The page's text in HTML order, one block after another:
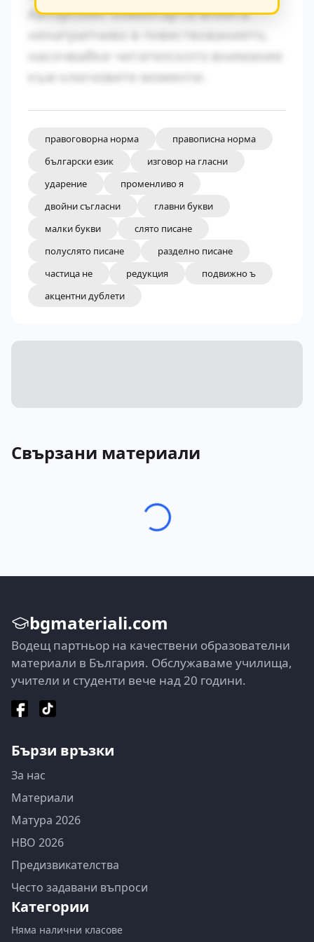
Авторският коментар се вплита
ненатрапчиво в повествованието,
насочвайки читателското внимание
към ключовите моменти.
правоговорна норма
правописна норма
български език
изговор на гласни
ударение
променливо я
двойни съгласни
главни букви
малки букви
слято писане
полуслято писане
разделно писане
частица не
редукция
подвижно ъ
акцентни дублети
Свързани материали
bgmateriali.com
Водещ партньор на качествени образователни
материали в България. Обслужаваме училища,
учители и студенти вече над 20 години.
Бързи връзки
За нас
Материали
Матура 2026
НВО 2026
Предизвикателства
Често задавани въпроси
Категории
Няма налични класове